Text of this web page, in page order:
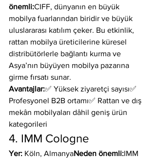
önemli:CIFF, dünyanın en büyük
mobilya fuarlarından biridir ve büyük
uluslararası katılım çeker. Bu etkinlik,
rattan mobilya üreticilerine küresel
distribütörlerle bağlantı kurma ve
Asya’nın büyüyen mobilya pazarına
girme fırsatı sunar.
Avantajlar:✅ Yüksek ziyaretçi sayısı✅
Profesyonel B2B ortamı✅ Rattan ve dış
mekân mobilyaları dâhil geniş ürün
kategorileri
4. IMM Cologne
Yer: Köln, AlmanyaNeden önemli:IMM